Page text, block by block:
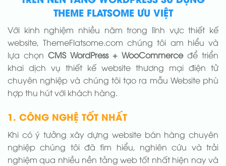
THEME FLATSOME ƯU VIỆT
Với kinh nghiệm nhiều năm trong lĩnh vực thiết kế
website, ThemeFlatsome.com chúng tôi am hiểu và
lựa chọn CMS WordPress + WooCommerceđể triển
khai dịch vụ thiết kế website thương mại điện tử
chuyên nghiệp và chúng tôi tạo ra mẫu Website phù
hợp thu hút với khách hàng.
1. CÔNG NGHỆ TỐT NHẤT
Khi có ý tưởng xây dựng website bán hàng chuyên
nghiệp chúng tôi đã tìm hiểu, nghiên cứu và trải
nghiệm qua nhiều nền tảng web tốt nhất hiện nay và